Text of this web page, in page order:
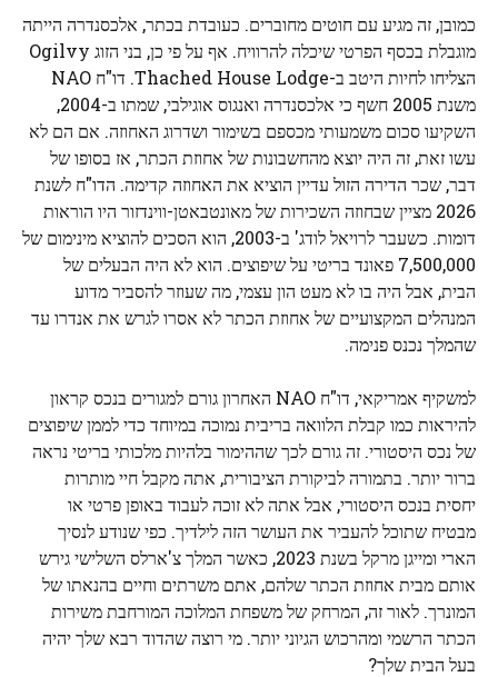
כמובן, זה מגיע עם חוטים מחוברים. כעובדת בכתר, אלכסנדרה הייתה
מוגבלת בכסף הפרטי שיכלה להרוויח. אף על פי כן, בני הזוג Ogilvy
הצליחו לחיות היטב ב-Thached House Lodge. דו"ח NAO
משנת 2005 חשף כי אלכסנדרה ואנגוס אוגילבי, שמתו ב-2004,
השקיעו סכום משמעותי מכספם בשימור ושדרוג האחוזה. אם הם לא
עשו זאת, זה היה יוצא מהחשבונות של אחוזת הכתר, אז בסופו של
דבר, שכר הדירה הזול עדיין הוציא את האחוזה קדימה. הדו"ח לשנת
2026 מציין שבחוזה השכירות של מאונטבאטן-ווינדזור היו הוראות
דומות. כשעבר לרויאל לודג' ב-2003, הוא הסכים להוציא מינימום של
7,500,000 פאונד בריטי על שיפוצים. הוא לא היה הבעלים של
הבית, אבל היה בו לא מעט הון עצמי, מה שעוזר להסביר מדוע
המנהלים המקצועיים של אחוזת הכתר לא אסרו לגרש את אנדרו עד
שהמלך נכנס פנימה.
למשקיף אמריקאי, דו"ח NAO האחרון גורם למגורים בנכס קראון
להיראות כמו קבלת הלוואה בריבית נמוכה במיוחד כדי לממן שיפוצים
של נכס היסטורי. זה גורם לכך שההימור בלהיות מלכותי בריטי נראה
ברור יותר. בתמורה לביקורת הציבורית, אתה מקבל חיי מותרות
יחסית בנכס היסטורי, אבל אתה לא זוכה לעבוד באופן פרטי או
מבטיח שתוכל להעביר את העושר הזה לילדיך. כפי שנודע לנסיך
הארי ומייגן מרקל בשנת 2023, כאשר המלך צ'ארלס השלישי גירש
אותם מבית אחוזת הכתר שלהם, אתם משרתים וחיים בהנאתו של
המונרך. לאור זה, המרחק של משפחת המלוכה המורחבת משירות
הכתר הרשמי ומהרכוש הגיוני יותר. מי רוצה שהדוד רבא שלך יהיה
בעל הבית שלך?